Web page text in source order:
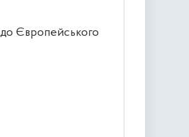
Європейського